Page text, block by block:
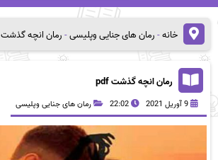
خانه-رمان های جنایی وپلیسی-رمان انچه گذشت pdf
رمان انچه گذشت pdf
9 آوریل 2021 22:02 رمان های جنایی وپلیسی